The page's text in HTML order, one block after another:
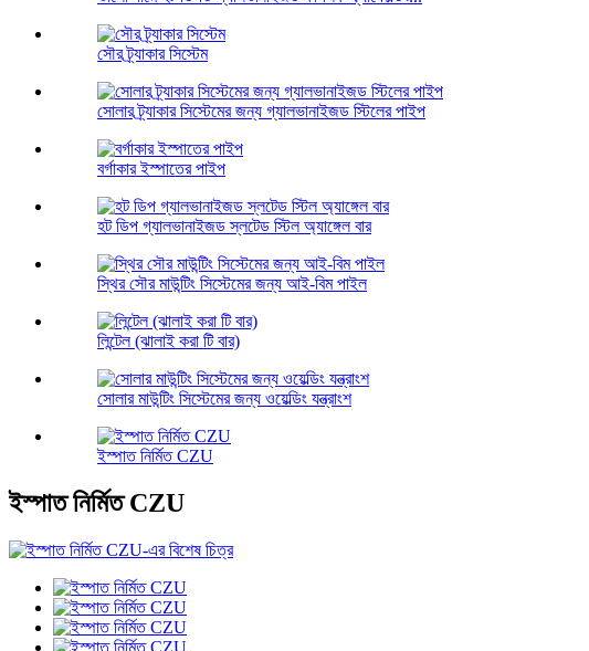
সৌর ট্র্যাকার সিস্টেম
সোলার ট্র্যাকার সিস্টেমের জন্য গ্যালভানাইজড স্টিলের পাইপ
বর্গাকার ইস্পাতের পাইপ
হট ডিপ গ্যালভানাইজড স্লটেড স্টিল অ্যাঙ্গেল বার
স্থির সৌর মাউন্টিং সিস্টেমের জন্য আই-বিম পাইল
লিন্টেল (ঝালাই করা টি বার)
সোলার মাউন্টিং সিস্টেমের জন্য ওয়েল্ডিং যন্ত্রাংশ
ইস্পাত নির্মিত CZU
ইস্পাত নির্মিত CZU